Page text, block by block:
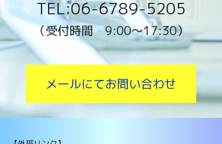
TEL:06-6789-5205
（受付時間 9:00〜17:30）
メールにてお問い合わせ